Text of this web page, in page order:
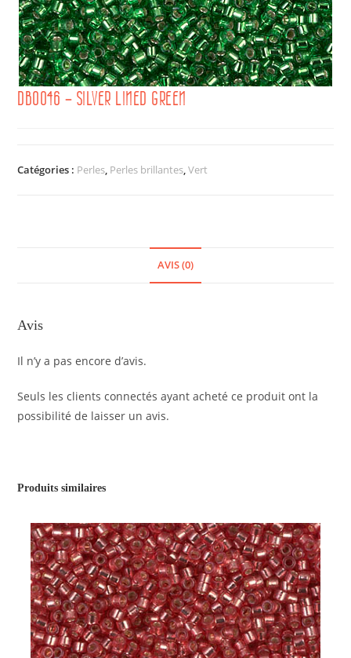
DB0046 – SILVER LINED GREEN
Catégories : Perles, Perles brillantes,Vert
AVIS (0)
Avis
Il n’y a pas encore d’avis.
Seuls les clients connectés ayant acheté ce produit ont la
possibilité de laisser un avis.
Produits similaires